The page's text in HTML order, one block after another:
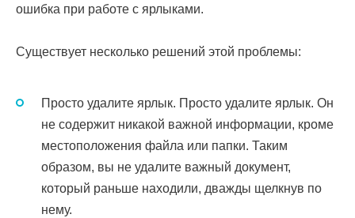
ошибка при работе с ярлыками.
Существует несколько решений этой проблемы:
Просто удалите ярлык. Просто удалите ярлык. Он
не содержит никакой важной информации, кроме
местоположения файла или папки. Таким
образом, вы не удалите важный документ,
который раньше находили, дважды щелкнув по
нему.